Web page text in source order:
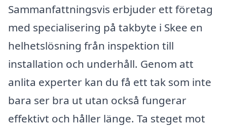
Sammanfattningsvis erbjuder ett företag
med specialisering på takbyte i Skee en
helhetslösning från inspektion till
installation och underhåll. Genom att
anlita experter kan du få ett tak som inte
bara ser bra ut utan också fungerar
effektivt och håller länge. Ta steget mot